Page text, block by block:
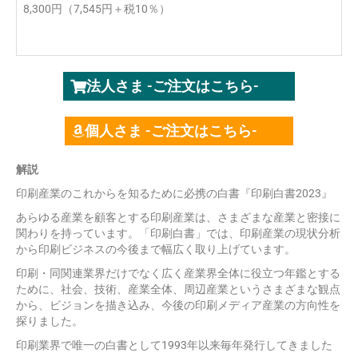
8,300円（7,545円＋税10％）
法人さま -ご注文はこちら-
個人さま -ご注文はこちら-
解説
印刷産業のこれからを知るために必携の白書『印刷白書2023』
あらゆる産業を顧客とする印刷産業は、さまざまな産業と密接に
関わりを持っています。「印刷白書」では、印刷産業の現状分析
から印刷ビジネスの今後まで幅広く取り上げています。
印刷・同関連業界だけでなく広く産業界全体に役立つ年鑑とする
ために、社会、技術、産業全体、周辺産業というさまざまな観点
から、ビジョンを描き込み、今後の印刷メディア産業の方向性を
探りました。
印刷業界で唯一の白書として1993年以来毎年発行してきました